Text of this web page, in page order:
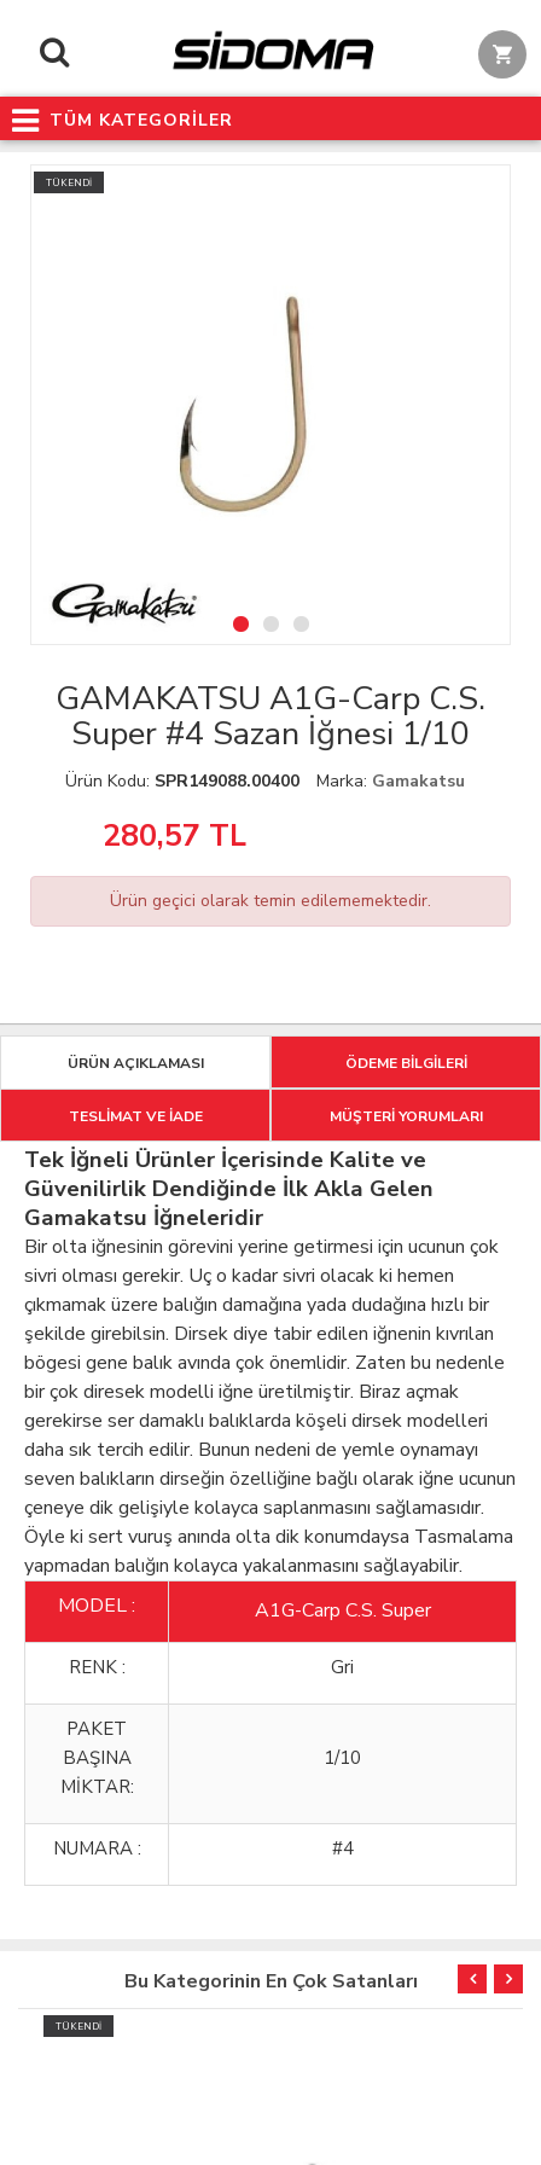
TÜM KATEGORİLER
TÜKENDİ
GAMAKATSU A1G-Carp C.S.
Super #4 Sazan İğnesi 1/10
Ürün Kodu: SPR149088.00400 Marka: Gamakatsu
280,57 TL
Ürün geçici olarak temin edilememektedir.
ÜRÜN AÇIKLAMASI ÖDEME BİLGİLERİ
TESLİMAT VE İADE MÜŞTERİ YORUMLARI
Tek İğneli Ürünler İçerisinde Kalite ve
Güvenilirlik Dendiğinde İlk Akla Gelen
Gamakatsu İğneleridir
Bir olta iğnesinin görevini yerine getirmesi için ucunun çok
sivri olması gerekir. Uç o kadar sivri olacak ki hemen
çıkmamak üzere balığın damağına yada dudağına hızlı bir
şekilde girebilsin. Dirsek diye tabir edilen iğnenin kıvrılan
bögesi gene balık avında çok önemlidir. Zaten bu nedenle
bir çok diresek modelli iğne üretilmiştir. Biraz açmak
gerekirse ser damaklı balıklarda köşeli dirsek modelleri
daha sık tercih edilir. Bunun nedeni de yemle oynamayı
seven balıkların dirseğin özelliğine bağlı olarak iğne ucunun
çeneye dik gelişiyle kolayca saplanmasını sağlamasıdır.
Öyle ki sert vuruş anında olta dik konumdaysa Tasmalama
yapmadan balığın kolayca yakalanmasını sağlayabilir.
MODEL :
A1G-Carp C.S. Super
RENK : Gri
PAKET
BAŞINA
MİKTAR:
1/10
NUMARA : #4
Bu Kategorinin En Çok Satanları
TÜKENDİ